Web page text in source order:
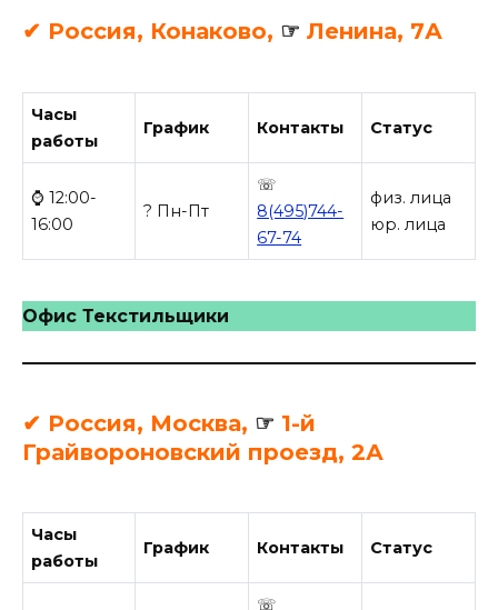
✔ Россия, Конаково, ☞ Ленина, 7А
Часы
работы
График Контакты Статус
⌚ 12:00-
16:00
? Пн-Пт
☏
8(495)744-
67-74
физ. лица
юр. лица
Офис Текстильщики
✔ Россия, Москва, ☞ 1-й
Грайвороновский проезд, 2А
Часы
работы
График Контакты Статус
☏